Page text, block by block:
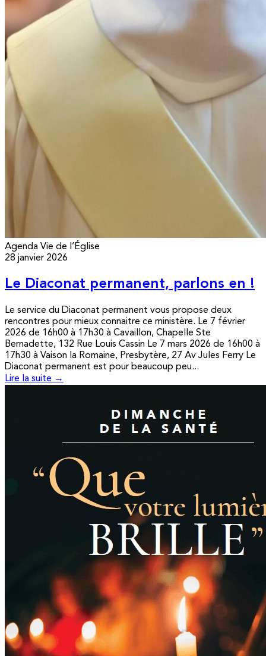
Agenda Vie de l’Église
28 janvier 2026
Le Diaconat permanent, parlons en !
Le service du Diaconat permanent vous propose deux
rencontres pour mieux connaitre ce ministère. Le 7 février
2026 de 16h00 à 17h30 à Cavaillon, Chapelle Ste
Bernadette, 132 Rue Louis Cassin Le 7 mars 2026 de 16h00 à
17h30 à Vaison la Romaine, Presbytère, 27 Av Jules Ferry Le
Diaconat permanent est pour beaucoup peu...
Lire la suite →